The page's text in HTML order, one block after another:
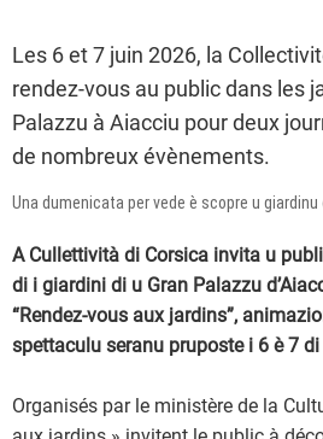
Les 6 et 7 juin 2026, la
rendez-vous au public dans les
Palazzu à Aiacciu pour deux
de nombreux évènements.
Una dumenicata per vede è scopre u
A Cullettività di Corsica invita u
di i giardini di u Gran Palazzu
“Rendez-vous aux jardins”,
spettaculu seranu pruposte i 6 è 7
Organisés par le ministère de la